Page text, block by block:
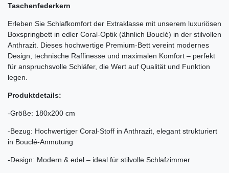
Taschenfederkern
Erleben Sie Schlafkomfort der Extraklasse mit unserem luxuriösen
Boxspringbett in edler Coral-Optik (ähnlich Bouclé) in der stilvollen
Anthrazit. Dieses hochwertige Premium-Bett vereint modernes
Design, technische Raffinesse und maximalen Komfort – perfekt
für anspruchsvolle Schläfer, die Wert auf Qualität und Funktion
legen.
Produktdetails:
-Größe: 180x200 cm
-Bezug: Hochwertiger Coral-Stoff in Anthrazit, elegant strukturiert
in Bouclé-Anmutung
-Design: Modern & edel – ideal für stilvolle Schlafzimmer